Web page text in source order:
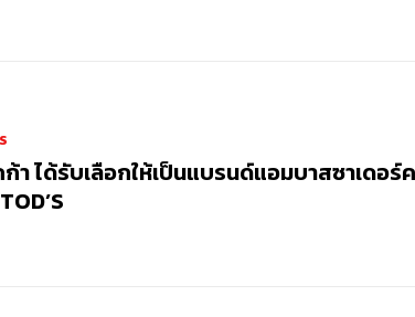
ก้า ได้รับเลือกให้เป็นแบรนด์แอมบาสซาเดอร์